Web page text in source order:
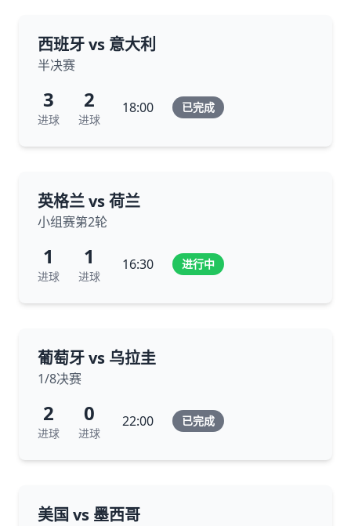
西班牙 vs 意大利
半决赛
3
进球
2
进球
18:00 已完成
英格兰 vs 荷兰
小组赛第2轮
1
进球
1
进球
16:30 进行中
葡萄牙 vs 乌拉圭
1/8决赛
2
进球
0
进球
22:00 已完成
美国 vs 墨西哥